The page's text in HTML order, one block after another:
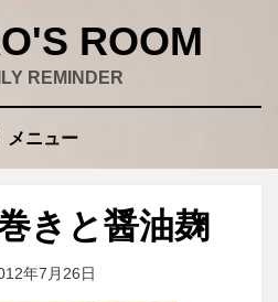
ROOM
REMINDER
メニュー
きと醤油麹
稿者wad
年7月26日